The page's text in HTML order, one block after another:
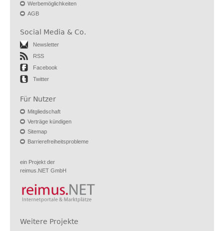
Werbemöglichkeiten
AGB
Social Media & Co.
Newsletter
RSS
Facebook
Twitter
Für Nutzer
Mitgliedschaft
Verträge kündigen
Sitemap
Barrierefreiheitsprobleme
ein Projekt der
reimus.NET GmbH
Weitere Projekte